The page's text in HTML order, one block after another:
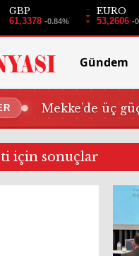
GBP
61,3378 -0.84%
EURO
53,2606 -
Gündem
Mekke’de üç
için sonuçlar